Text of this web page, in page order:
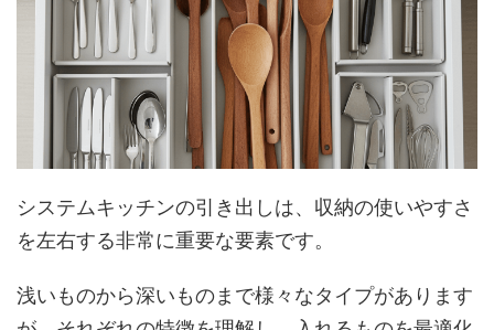
システムキッチンの引き出しは、収納の使いやすさ
を左右する非常に重要な要素です。
浅いものから深いものまで様々なタイプがあります